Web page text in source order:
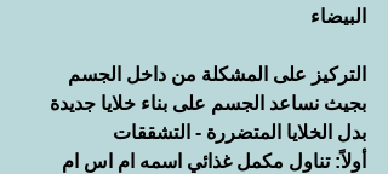
البيضاء
التركيز على المشكلة من داخل الجسم
بجيث نساعد الجسم على بناء خلايا جديدة
بدل الخلايا المتضررة - التشققات
أولاً: تناول مكمل غذائي اسمه ام اس ام